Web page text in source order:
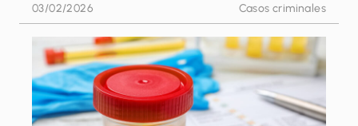
03/02/2026 Casos criminales